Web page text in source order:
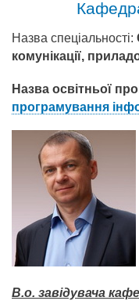
Назва спеціальності:
комунікації,
Назва освітньої
програмування
В.о. завідувача